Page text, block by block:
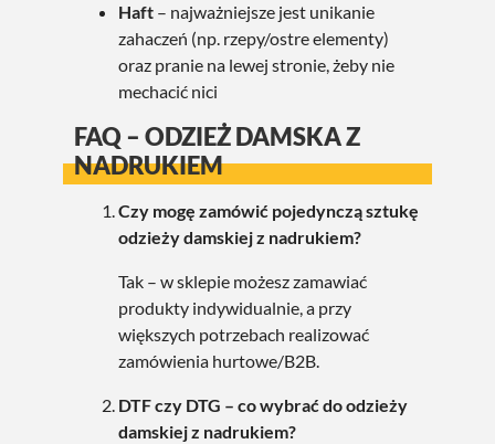
Haft – najważniejsze jest unikanie
zahaczeń (np. rzepy/ostre elementy)
oraz pranie na lewej stronie, żeby nie
mechacić nici
FAQ – ODZIEŻ DAMSKA Z
NADRUKIEM
Czy mogę zamówić pojedynczą sztukę
odzieży damskiej z nadrukiem?
Tak – w sklepie możesz zamawiać
produkty indywidualnie, a przy
większych potrzebach realizować
zamówienia hurtowe/B2B.
DTF czy DTG – co wybrać do odzieży
damskiej z nadrukiem?